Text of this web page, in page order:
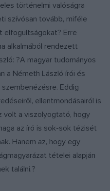
történelmi valóságra
szívósan tovább, miféle
elfogultságokat? Erre
alkalmából rendezett
?A magyar tudományos
a Németh László írói és
Eddig
ellentmondásairól is
volt a viszolyogtató, hogy
az író is sok-sok tézisét
Hanem az, hogy egy
tételei alapján
találni.?